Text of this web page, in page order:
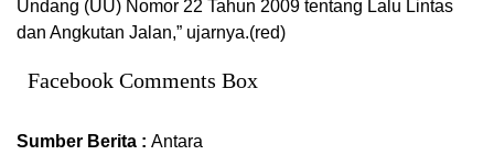
Undang (UU) Nomor 22 Tahun 2009 tentang Lalu Lintas
dan Angkutan Jalan,” ujarnya.(red)
Facebook Comments Box
Sumber Berita : Antara